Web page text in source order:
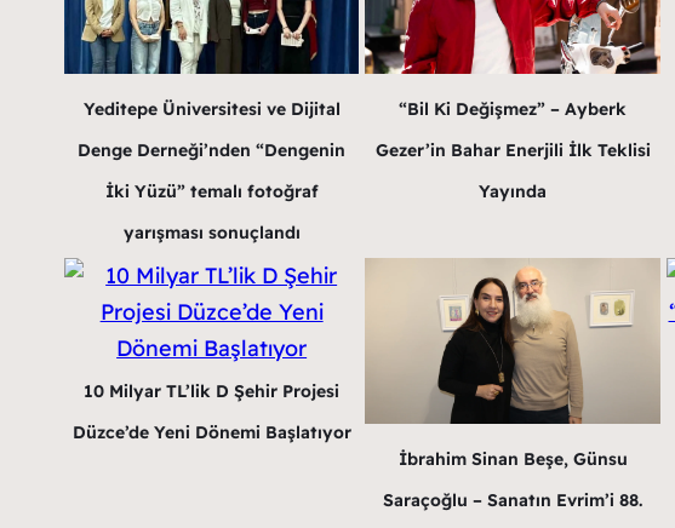
Yeditepe Üniversitesi ve Dijital
Denge Derneği’nden “Dengenin
İki Yüzü” temalı fotoğraf
yarışması sonuçlandı
“Bil Ki Değişmez” – Ayberk
Gezer’in Bahar Enerjili İlk Teklisi
Yayında
10 Milyar TL’lik D Şehir Projesi
Düzce’de Yeni Dönemi Başlatıyor
İbrahim Sinan Beşe, Günsu
Saraçoğlu – Sanatın Evrim’i 88.